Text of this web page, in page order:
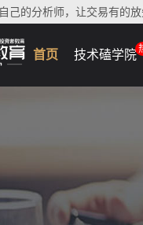
己的分析师，让交易有的放
首页 技术磕学院